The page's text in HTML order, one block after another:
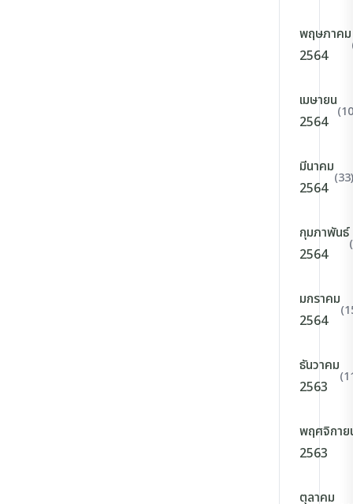
พฤษภาคม
2564
เมษายน
2564
มีนาคม
2564
(33)
กุมภาพันธ์
2564
มกราคม
2564
ธันวาคม
2563
พฤศจิกาย
2563
ตุลาคม